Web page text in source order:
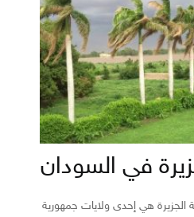
في السودان
الجزيرة هي إحدى ولايات جمهورية